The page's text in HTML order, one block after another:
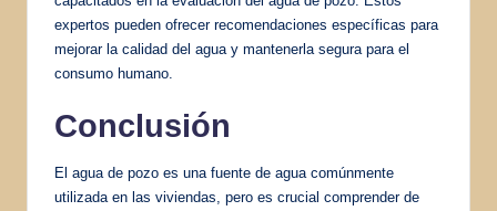
expertos pueden ofrecer recomendaciones específicas para
mejorar la calidad del agua y mantenerla segura para el
consumo humano.
Conclusión
El agua de pozo es una fuente de agua comúnmente
utilizada en las viviendas, pero es crucial comprender de